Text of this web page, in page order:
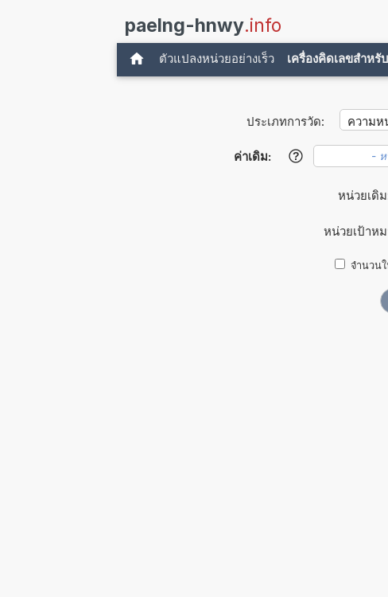
paelng-hnwy.info
ตัวแปลงหน่วยอย่างเร็ว เครื่องคิดเลขสำหรั
ประเภทการวัด:
ค่าเดิม: ?
หน่วยเดิ
หน่วยเป้าห
จำนวน